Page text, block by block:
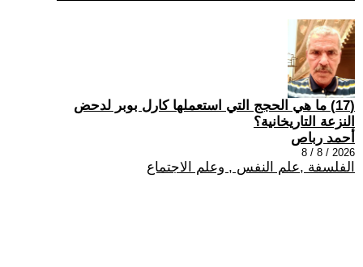
(17) ما هي الحجج التي استعملها كارل بوبر لدحض
النزعة التاريخانية؟
أحمد رباص
2026 / 8 / 8
الفلسفة ,علم النفس , وعلم الاجتماع